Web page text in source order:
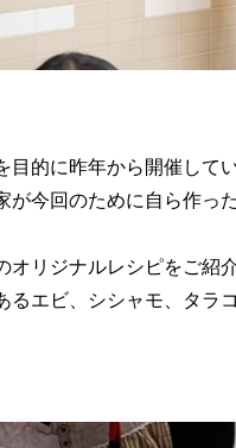
的に昨年から開催して
今回のために自ら作っ
リジナルレシピをご紹
エビ、シシャモ、タラ